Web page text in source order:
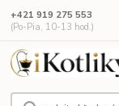
+421 919 275 553
(Po-Pia, 10-13 hod.)